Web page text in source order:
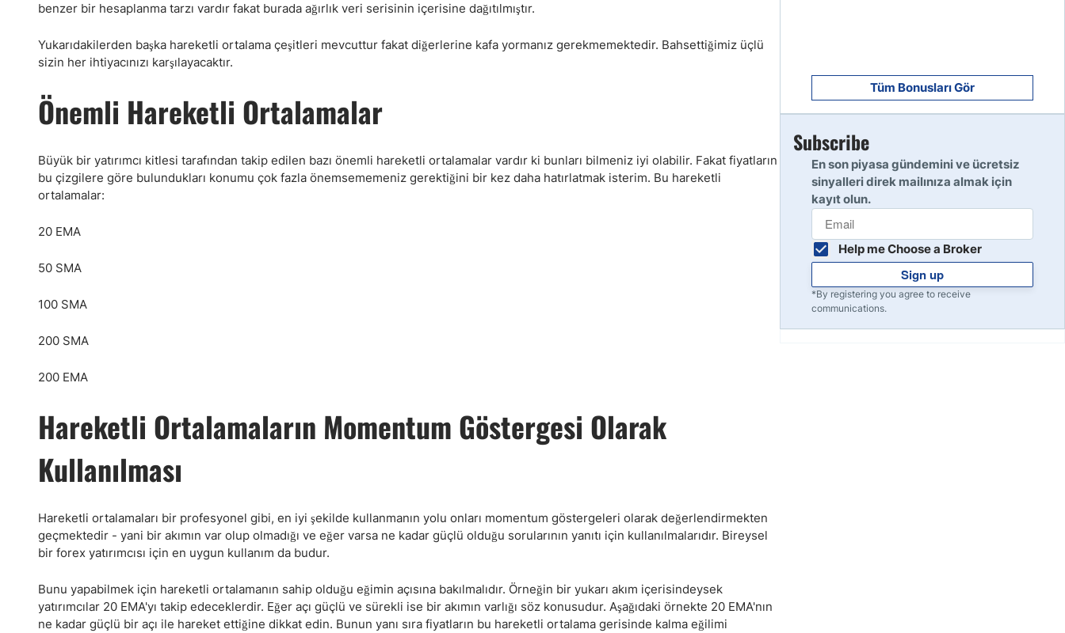
benzer bir hesaplanma tarzı vardır fakat burada ağırlık veri serisinin içerisine dağıtılmıştır.
Yukarıdakilerden başka hareketli ortalama çeşitleri mevcuttur fakat diğerlerine kafa yormanız gerekmemektedir. Bahsettiğimiz üçlü
sizin her ihtiyacınızı karşılayacaktır.
Önemli Hareketli Ortalamalar
Büyük bir yatırımcı kitlesi tarafından takip edilen bazı önemli hareketli ortalamalar vardır ki bunları bilmeniz iyi olabilir. Fakat fiyatların
bu çizgilere göre bulundukları konumu çok fazla önemsememeniz gerektiğini bir kez daha hatırlatmak isterim. Bu hareketli
ortalamalar:
20 EMA
50 SMA
100 SMA
200 SMA
200 EMA
Hareketli Ortalamaların Momentum Göstergesi Olarak
Kullanılması
Hareketli ortalamaları bir profesyonel gibi, en iyi şekilde kullanmanın yolu onları momentum göstergeleri olarak değerlendirmekten
geçmektedir - yani bir akımın var olup olmadığı ve eğer varsa ne kadar güçlü olduğu sorularının yanıtı için kullanılmalarıdır. Bireysel
bir forex yatırımcısı için en uygun kullanım da budur.
Bunu yapabilmek için hareketli ortalamanın sahip olduğu eğimin açısına bakılmalıdır. Örneğin bir yukarı akım içerisindeysek
yatırımcılar 20 EMA'yı takip edeceklerdir. Eğer açı güçlü ve sürekli ise bir akımın varlığı söz konusudur. Aşağıdaki örnekte 20 EMA'nın
ne kadar güçlü bir açı ile hareket ettiğine dikkat edin. Bunun yanı sıra fiyatların bu hareketli ortalama gerisinde kalma eğilimi
10
Tüm Bonusları Gör
Subscribe
En son piyasa gündemini ve ücretsiz
sinyalleri direk mailınıza almak için
kayıt olun.
Help me Choose a Broker
Sign up
*By registering you agree to receive
communications.